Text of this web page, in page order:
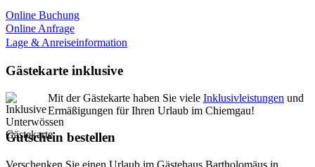
Online Buchung
Online Anfrage
Lage & Anreiseinformation
Gästekarte inklusive
Mit der Gästekarte haben Sie viele Inklusivleistungen und
Ermäßigungen für Ihren Urlaub im Chiemgau!
Gutschein bestellen
Verschenken Sie einen Urlaub im Gästehaus Bartholomäus in